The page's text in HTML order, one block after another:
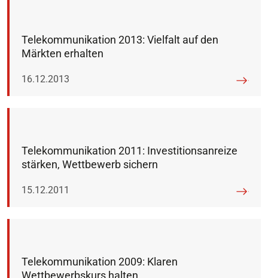
Telekommunikation 2013: Vielfalt auf den
Märkten erhalten
Veröffentlicht am:
16.12.2013
Telekommunikation 2011: Investitionsanreize
stärken, Wettbewerb sichern
Veröffentlicht am:
15.12.2011
Telekommunikation 2009: Klaren
Wettbewerbskurs halten